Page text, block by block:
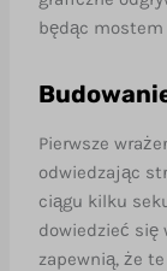
będąc
Pierwsze
odwiedzając
ciągu kilku
dowiedzieć się
zapewnią, że